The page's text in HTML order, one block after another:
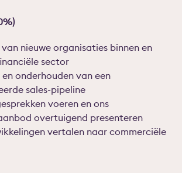
nieuwe organisaties binnen en
sector
onderhouden van een
sales-pipeline
voeren en ons
overtuigend presenteren
vertalen naar commerciële